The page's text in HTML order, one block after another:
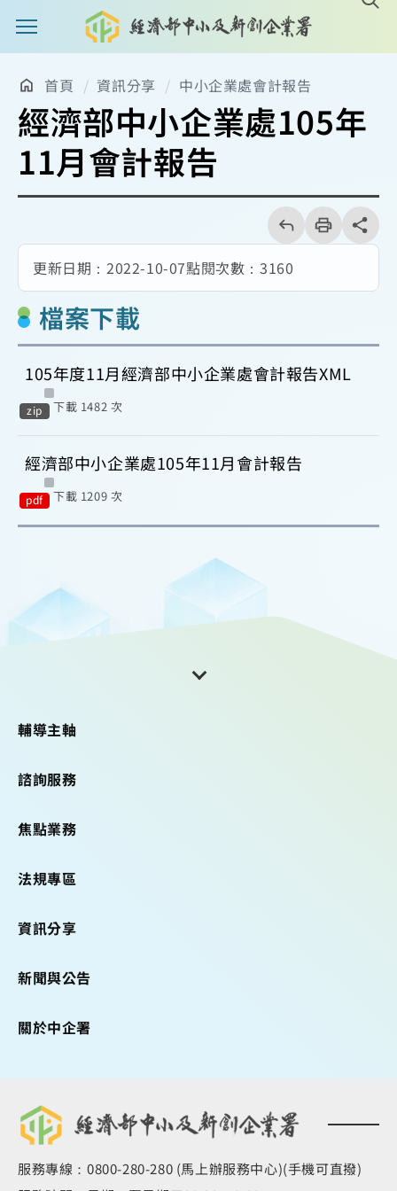
主選單案扭
首頁 資訊分享 中小企業處會計報告
經濟部中小企業處105年
11月會計報告
回
上
一
頁
列
印
share分享
更新日期： 2022-10-07點閱次數： 3160
檔案下載
105年度11月經濟部中小企業處會計報告XML
zip 下載 1482 次
經濟部中小企業處105年11月會計報告
pdf 下載 1209 次
輔導主軸
諮詢服務
焦點業務
法規專區
資訊分享
新聞與公告
關於中企署
服務專線：0800-280-280 (馬上辦服務中心)(手機可直撥)